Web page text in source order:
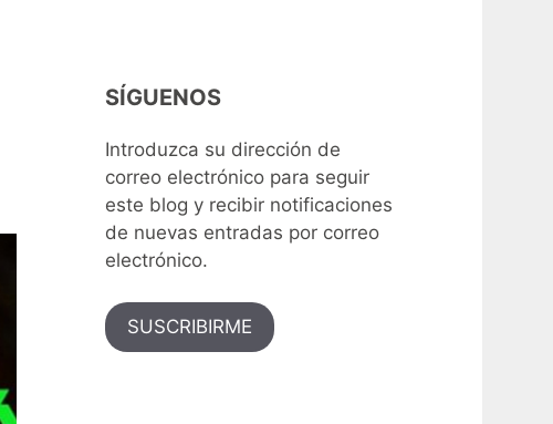
SÍGUENOS
Introduzca su dirección de
correo electrónico para seguir
este blog y recibir notificaciones
de nuevas entradas por correo
electrónico.
SUSCRIBIRME